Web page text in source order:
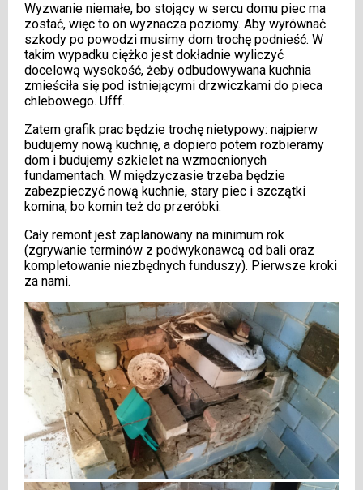
Wyzwanie niemałe, bo stojący w sercu domu piec ma
zostać, więc to on wyznacza poziomy. Aby wyrównać
szkody po powodzi musimy dom trochę podnieść. W
takim wypadku ciężko jest dokładnie wyliczyć
docelową wysokość, żeby odbudowywana kuchnia
zmieściła się pod istniejącymi drzwiczkami do pieca
chlebowego. Ufff.
Zatem grafik prac będzie trochę nietypowy: najpierw
budujemy nową kuchnię, a dopiero potem rozbieramy
dom i budujemy szkielet na wzmocnionych
fundamentach. W międzyczasie trzeba będzie
zabezpieczyć nową kuchnie, stary piec i szczątki
komina, bo komin też do przeróbki.
Cały remont jest zaplanowany na minimum rok
(zgrywanie terminów z podwykonawcą od bali oraz
kompletowanie niezbędnych funduszy). Pierwsze kroki
za nami.